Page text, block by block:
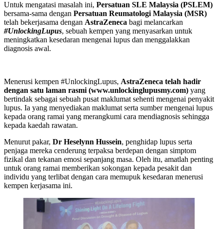
Untuk mengatasi masalah ini, Persatuan SLE Malaysia (PSLEM)
bersama-sama dengan Persatuan Reumatologi Malaysia (MSR)
telah bekerjasama dengan AstraZeneca bagi melancarkan
#UnlockingLupus, sebuah kempen yang menyasarkan untuk
meningkatkan kesedaran mengenai lupus dan menggalakkan
diagnosis awal.
Menerusi kempen #UnlockingLupus, AstraZeneca telah hadir
dengan satu laman rasmi (www.unlockinglupusmy.com) yang
bertindak sebagai sebuah pusat maklumat sehenti mengenai penyakit
lupus. Ia yang menyediakan maklumat serta sumber mengenai lupus
kepada orang ramai yang merangkumi cara mendiagnosis sehingga
kepada kaedah rawatan.
Menurut pakar, Dr Heselynn Hussein, penghidap lupus serta
penjaga mereka cenderung terpaksa berdepan dengan simptom
fizikal dan tekanan emosi sepanjang masa. Oleh itu, amatlah penting
untuk orang ramai memberikan sokongan kepada pesakit dan
individu yang terlibat dengan cara memupuk kesedaran menerusi
kempen kerjasama ini.